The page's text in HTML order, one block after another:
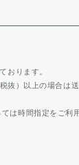
おります。
抜）以上の場合は送
は時間指定をご利